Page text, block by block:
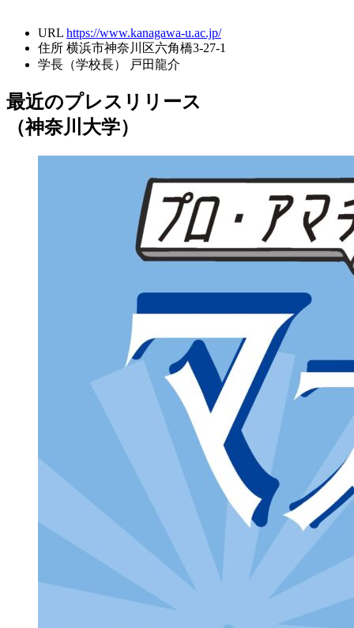
URL https://www.kanagawa-u.ac.jp/
住所 横浜市神奈川区六角橋3-27-1
学長（学校長）
戸田龍介
最近のプレスリリース
（神奈川大学）